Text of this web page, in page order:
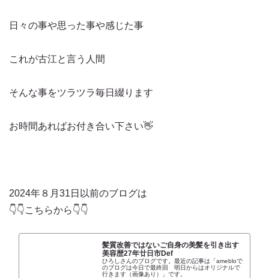
日々の事や思った事や感じた事
これが古江と言う人間
そんな事をツラツラ毎日綴ります
お時間あればお付き合い下さい👋
2024年８月31日以前のブログは
👇👇こちらから👇👇
髪質改善ではないご自身の美髪を引き出す
美容歴27年廿日市Def
ひろしさんのブログです。最近の記事は「amebloで
のブログは今日で最終回 明日からはオリジナルで
行きます（画像あり）」です。